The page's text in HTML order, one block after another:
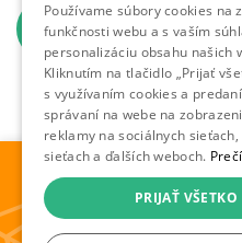
Zobraziť
Novinky a skryté
email
Používame súbory cookies na
funkčnosti webu a s vaším
personalizáciu obsahu našich
Kliknutím na tlačidlo „Prijať
s využívaním cookies a
správaní na webe na
reklamy na sociálnych
sieťach a ďalších weboch.
PRIJAŤ VŠETKO